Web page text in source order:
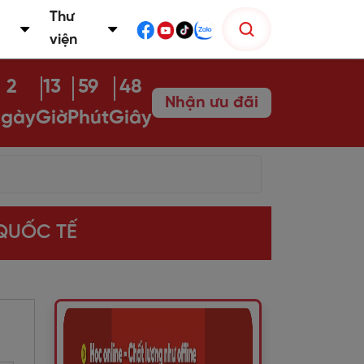
Thư
viện
2
13
Giờ
59
Phút
46
Giây
Nhận ưu đãi
TẾ